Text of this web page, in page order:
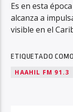
Es en esta
alcanza a
visible en el
ETIQUETADO
HAAHIL FM 91.3